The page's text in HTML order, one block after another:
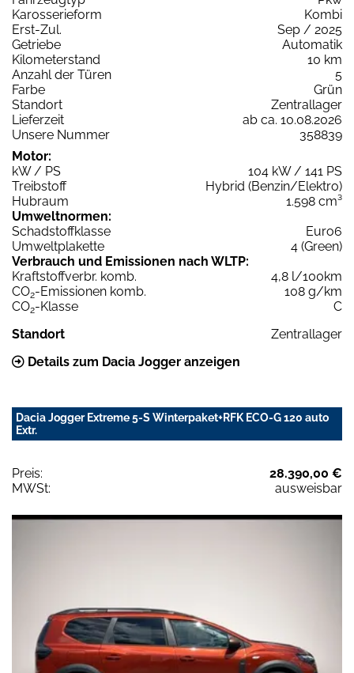
Karosserieform
Kombi
Erst-Zul.
Sep / 2025
Getriebe
Automatik
Kilometerstand
10 km
Anzahl der Türen
5
Farbe
Grün
Standort
Zentrallager
Lieferzeit
ab ca. 10.08.2026
Unsere Nummer
358839
Motor:
kW / PS
104 kW / 141 PS
Treibstoff
Hybrid (Benzin/Elektro)
Hubraum
1.598 cm³
Umweltnormen:
Schadstoffklasse
Euro6
Umweltplakette
4 (Green)
Verbrauch und Emissionen nach WLTP:
Kraftstoffverbr. komb.
4,8 l/100km
CO2-Emissionen komb.
108 g/km
CO2-Klasse
C
Standort
Zentrallager
Details zum Dacia Jogger anzeigen
Dacia Jogger Extreme 5-S Winterpaket+RFK ECO-G 120 auto
Extr.
Preis:
28.390,00 €
MWSt:
ausweisbar